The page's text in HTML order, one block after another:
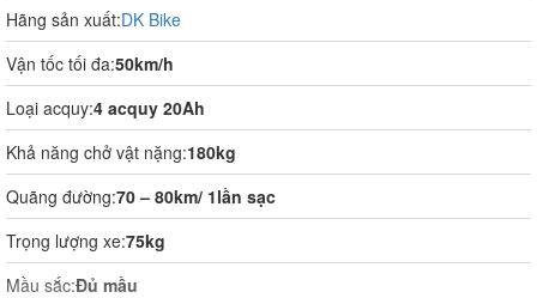
Hãng sản xuất:DK Bike
Vận tốc tối đa:50km/h
Loại acquy:4 acquy 20Ah
Khả năng chở vật nặng:180kg
Quãng đường:70 – 80km/ 1lần sạc
Trọng lượng xe:75kg
Mầu sắc:Đủ mầu